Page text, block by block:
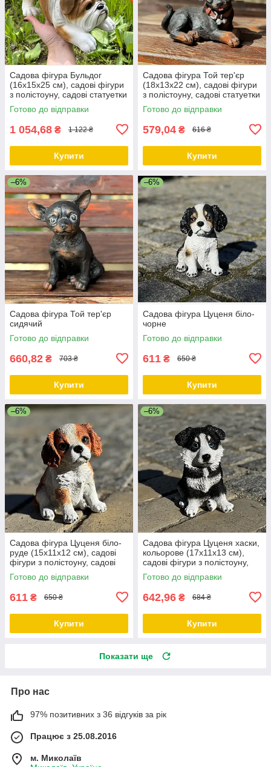
Садова фігура Бульдог
(16х15х25 см), садові фігури
з полістоуну, садові статуетки
Готово до відправки
1 054,68 ₴ 1 122 ₴
Купити
Садова фігура Той тер'єр
(18х13х22 см), садові фігури
з полістоуну, садові статуетки
Готово до відправки
579,04 ₴ 616 ₴
Купити
–6%
Садова фігура Той тер'єр
сидячий
Готово до відправки
660,82 ₴ 703 ₴
Купити
–6%
Садова фігура Цуценя біло-
чорне
Готово до відправки
611 ₴ 650 ₴
Купити
–6%
Садова фігура Цуценя біло-
руде (15х11х12 см), садові
фігури з полістоуну, садові
статуетки
Готово до відправки
611 ₴ 650 ₴
Купити
–6%
Садова фігура Цуценя хаски,
кольорове (17х11х13 см),
садові фігури з полістоуну,
садові статуетки
Готово до відправки
642,96 ₴ 684 ₴
Купити
Показати ще
Про нас
97% позитивних з 36 відгуків за рік
Працює з 25.08.2016
м. Миколаїв